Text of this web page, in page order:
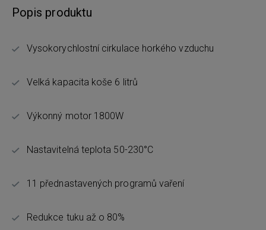
Popis produktu
Vysokorychlostní cirkulace horkého vzduchu
Velká kapacita koše 6 litrů
Výkonný motor 1800W
Nastavitelná teplota 50-230°C
11 přednastavených programů vaření
Redukce tuku až o 80%